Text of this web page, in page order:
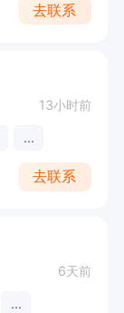
去联系
13小时前
...
去联系
6天前
...